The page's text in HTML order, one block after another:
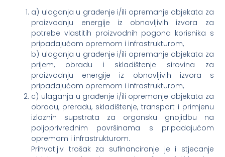
a) ulaganja u građenje i/ili opremanje objekata za
proizvodnju energije iz obnovljivih izvora za
potrebe vlastitih proizvodnih pogona korisnika s
pripadajućom opremom i infrastrukturom,
b) ulaganja u građenje i/ili opremanje objekata za
prijem, obradu i skladištenje sirovina za
proizvodnju energije iz obnovljivih izvora s
pripadajućom opremom i infrastrukturom,
c) ulaganja u građenje i/ili opremanje objekata za
obradu, preradu, skladištenje, transport i primjenu
izlaznih supstrata za organsku gnojidbu na
poljoprivrednim površinama s pripadajućom
opremom i infrastrukturom.
Prihvatljiv trošak za sufinanciranje je i stjecanje